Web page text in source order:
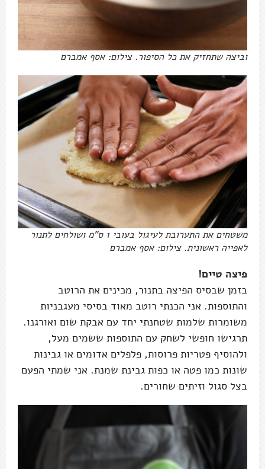
וביצה שתחזיק את כל הסיפור. צילום: אסף אמברם
משטחים את התערובת לעיגול בעובי 1 ס"מ ושולחים לתנור
לאפייה ראשונית. צילום: אסף אמברם
פיצה טיים!
בזמן שבסיס הפיצה בתנור, מכינים את הרוטב
והתוספות. אני הכנתי רוטב מאוד בסיסי מעגבניות
משומרות שלמות שטחנתי יחד עם אבקת שום ואורגנו.
תרגישו חופשי לשחק עם התוספות ששמים מעל,
ולהוסיף פטריות פרוסות, פלפלים אדומים או גבינות
שונות כמו פטה או כפות גבינת שמנת. אני שמתי הפעם
בצל סגול וזיתים שחורים.